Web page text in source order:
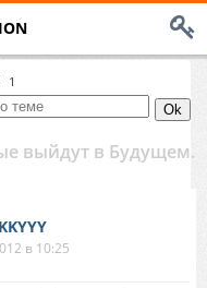
1
выйдут в Будущем.
в 10:25